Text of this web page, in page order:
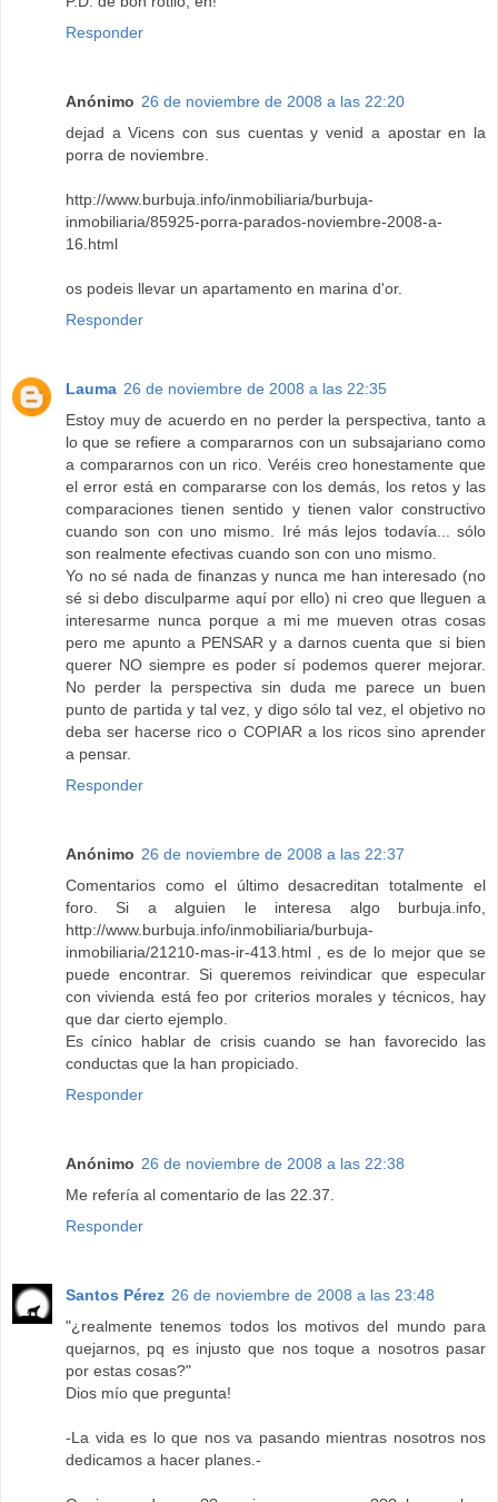
Responder
Anónimo 26 de noviembre de 2008 a las 22:20
dejad a Vicens con sus cuentas y venid a apostar en la
porra de noviembre.
http://www.burbuja.info/inmobiliaria/burbuja-
inmobiliaria/85925-porra-parados-noviembre-2008-a-
16.html
os podeis llevar un apartamento en marina d'or.
Responder
Lauma 26 de noviembre de 2008 a las 22:35
Estoy muy de acuerdo en no perder la perspectiva, tanto a
lo que se refiere a compararnos con un subsajariano como
a compararnos con un rico. Veréis creo honestamente que
el error está en compararse con los demás, los retos y las
comparaciones tienen sentido y tienen valor constructivo
cuando son con uno mismo. Iré más lejos todavía... sólo
son realmente efectivas cuando son con uno mismo.
Yo no sé nada de finanzas y nunca me han interesado (no
sé si debo disculparme aquí por ello) ni creo que lleguen a
interesarme nunca porque a mi me mueven otras cosas
pero me apunto a PENSAR y a darnos cuenta que si bien
querer NO siempre es poder sí podemos querer mejorar.
No perder la perspectiva sin duda me parece un buen
punto de partida y tal vez, y digo sólo tal vez, el objetivo no
deba ser hacerse rico o COPIAR a los ricos sino aprender
a pensar.
Responder
Anónimo 26 de noviembre de 2008 a las 22:37
Comentarios como el último desacreditan totalmente el
foro. Si a alguien le interesa algo burbuja.info,
http://www.burbuja.info/inmobiliaria/burbuja-
inmobiliaria/21210-mas-ir-413.html , es de lo mejor que se
puede encontrar. Si queremos reivindicar que especular
con vivienda está feo por criterios morales y técnicos, hay
que dar cierto ejemplo.
Es cínico hablar de crisis cuando se han favorecido las
conductas que la han propiciado.
Responder
Anónimo 26 de noviembre de 2008 a las 22:38
Me refería al comentario de las 22.37.
Responder
Santos Pérez 26 de noviembre de 2008 a las 23:48
"¿realmente tenemos todos los motivos del mundo para
quejarnos, pq es injusto que nos toque a nosotros pasar
por estas cosas?"
Dios mío que pregunta!
-La vida es lo que nos va pasando mientras nosotros nos
dedicamos a hacer planes.-